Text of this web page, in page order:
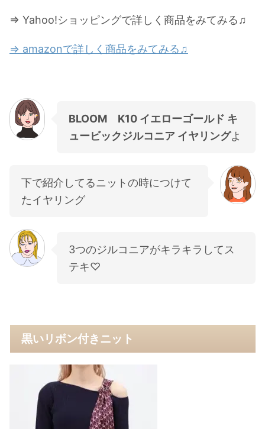
⇒ Yahoo!ショッピングで詳しく商品をみてみる♫
⇒ amazonで詳しく商品をみてみる♫
BLOOM K10 イエローゴールド キ
ュービックジルコニア イヤリングよ
下で紹介してるニットの時につけて
たイヤリング
3つのジルコニアがキラキラしてス
テキ♡
黒いリボン付きニット